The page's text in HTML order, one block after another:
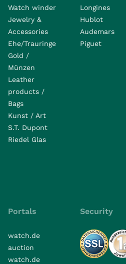
Watch winder
Jewelry &
Accessories
Ehe/Trauringe
Gold /
Münzen
Leather
products /
Bags
Kunst / Art
S.T. Dupont
Riedel Glas
Longines
Hublot
Audemars
Piguet
Portals
watch.de
auction
watch.de
Security